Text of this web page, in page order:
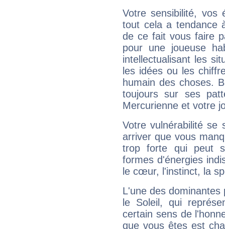
Votre sensibilité,
tout cela a tendance
de ce fait vous faire
pour une joueuse
intellectualisant les
les idées ou les
humain des choses.
toujours sur ses
Mercurienne et votre
Votre vulnérabilité se
arriver que vous
trop forte qui peut
formes d'énergies
le cœur, l'instinct, la
L'une des
le Soleil, qui
certain sens de
que vous êtes est